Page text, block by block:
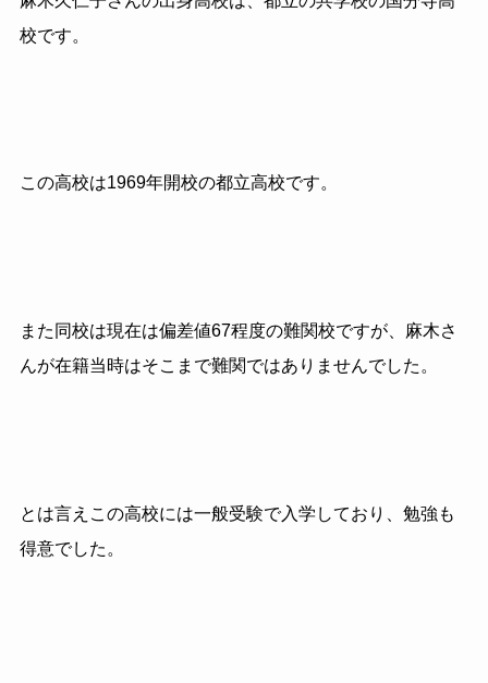
校です。
この高校は1969年開校の都立高校です。
また同校は現在は偏差値67程度の難関校ですが、麻木さ
んが在籍当時はそこまで難関ではありませんでした。
とは言えこの高校には一般受験で入学しており、勉強も
得意でした。